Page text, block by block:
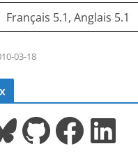
Français 5.1, Anglais 5.1
03-18
GitHub Facebook LinkedIn